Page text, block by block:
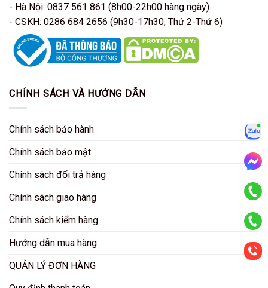
- Hà Nội: 0837 561 861 (8h00-22h00 hàng ngày)
- CSKH: 0286 684 2656 (9h30-17h30, Thứ 2-Thứ 6)
CHÍNH SÁCH VÀ HƯỚNG DẪN
Chính sách bảo hành
Chính sách bảo mật
Chính sách đổi trả hàng
Chính sách giao hàng
Chính sách kiểm hàng
Hướng dẫn mua hàng
QUẢN LÝ ĐƠN HÀNG